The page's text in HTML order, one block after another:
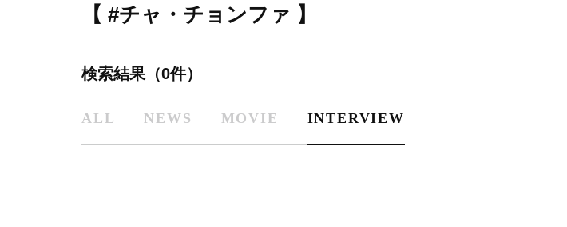
【 #チャ・チョンファ 】
検索結果（0件）
ALL NEWS MOVIE INTERVIEW